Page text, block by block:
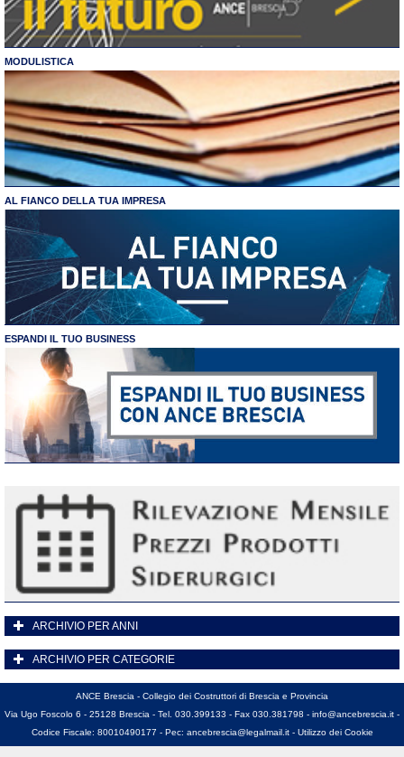
MODULISTICA
AL FIANCO DELLA TUA IMPRESA
ESPANDI IL TUO BUSINESS
ARCHIVIO PER ANNI
ARCHIVIO PER CATEGORIE
ANCE Brescia - Collegio dei Costruttori di Brescia e Provincia
Via Ugo Foscolo 6 - 25128 Brescia - Tel. 030.399133 - Fax 030.381798 - info@ancebrescia.it -
Codice Fiscale: 80010490177 - Pec: ancebrescia@legalmail.it- Utilizzo dei Cookie